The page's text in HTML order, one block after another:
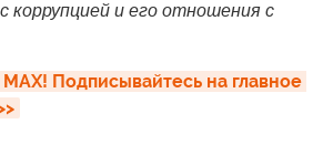
коррупцией и его отношения с
Подписывайтесь на главное